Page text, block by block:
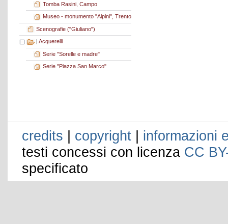
Tomba Rasini, Campo
Museo - monumento "Alpini", Trento
Scenografie ("Giuliano")
Acquerelli
Serie "Sorelle e madre"
Serie "Piazza San Marco"
credits | copyright | informazioni
testi concessi con licenza CC
specificato